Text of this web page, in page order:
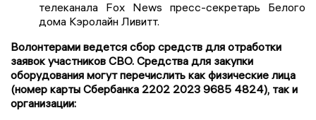
телеканала Fox News пресс-секретарь Белого
дома Кэролайн Ливитт.
Волонтерами ведется сбор средств для отработки
заявок участников СВО. Средства для закупки
оборудования могут перечислить как физические лица
(номер карты Сбербанка 2202 2023 9685 4824), так и
организации: